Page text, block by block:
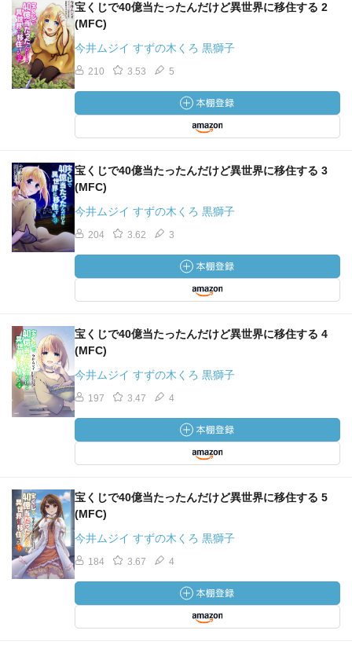
宝くじで40億当たったんだけど異世界に移住する 2
(MFC)
今井ムジイ すずの木くろ 黒獅子
210 3.53 5
宝くじで40億当たったんだけど異世界に移住する 3
(MFC)
今井ムジイ すずの木くろ 黒獅子
204 3.62 3
宝くじで40億当たったんだけど異世界に移住する 4
(MFC)
今井ムジイ すずの木くろ 黒獅子
197 3.47 4
宝くじで40億当たったんだけど異世界に移住する 5
(MFC)
今井ムジイ すずの木くろ 黒獅子
184 3.67 4